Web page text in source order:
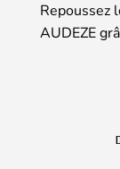
Repoussez
AUDEZE